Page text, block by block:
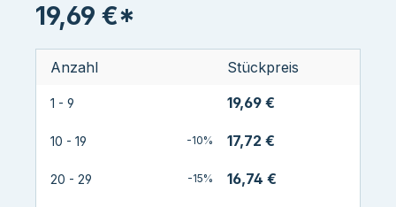
19,69 €*
Anzahl Stückpreis
1 - 9 19,69 €
10 - 19 -10% 17,72 €
20 - 29 -15% 16,74 €